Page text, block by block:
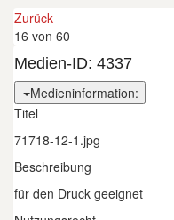
Zurück
16 von 60
Medien-ID: 4337
Medieninformation:
Titel
71718-12-1.jpg
Beschreibung
für den Druck geeignet